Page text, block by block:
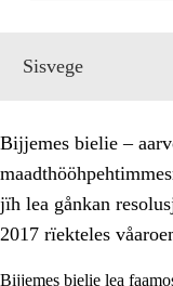
Sisvege
Bijjemes bielie –
jïh lea gånkan
2017 rïekteles
Bijjemes bielie lea